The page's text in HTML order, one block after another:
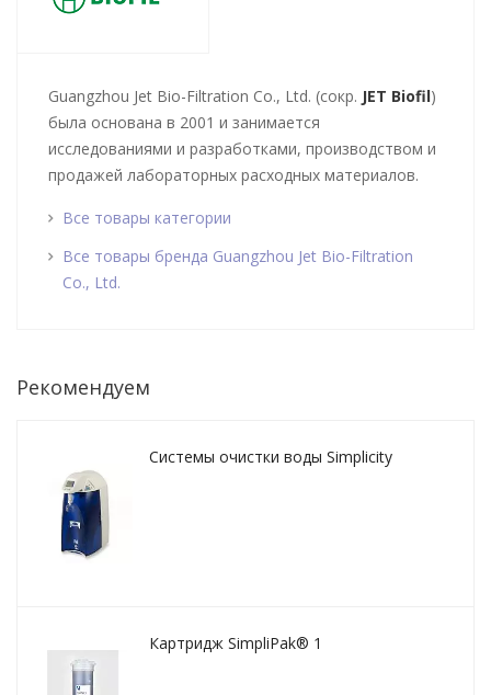
Guangzhou Jet Bio-Filtration Co., Ltd. (сокр. JET Biofil)
была основана в 2001 и занимается
исследованиями и разработками, производством и
продажей лабораторных расходных материалов.
Все товары категории
Все товары бренда Guangzhou Jet Bio-Filtration
Co., Ltd.
Рекомендуем
Системы очистки воды Simplicity
Картридж SimpliPak® 1